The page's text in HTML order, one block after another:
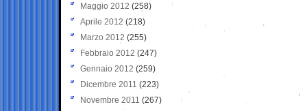
Maggio 2012 (258)
Aprile 2012 (218)
Marzo 2012 (255)
Febbraio 2012 (247)
Gennaio 2012 (259)
Dicembre 2011 (223)
Novembre 2011 (267)